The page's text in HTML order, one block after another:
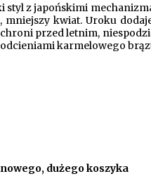
styl z japońskimi
kwiat. Uroku
przed letnim,
karmelowego
dużego koszyka